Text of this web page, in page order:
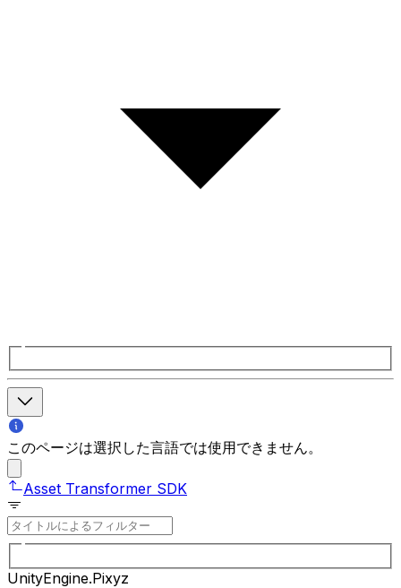
このページは選択した言語では使用できません。
Asset Transformer SDK
UnityEngine.Pixyz